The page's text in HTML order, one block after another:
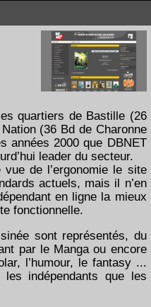
quartiers de Bastille (26
(36 Bd de Charonne
années 2000 que DBNET
leader du secteur.
de l’ergonomie le site
actuels, mais il n’en
en ligne la mieux
fonctionnelle.
sont représentés, du
par le Manga ou encore
l’humour, le fantasy ...
indépendants que les